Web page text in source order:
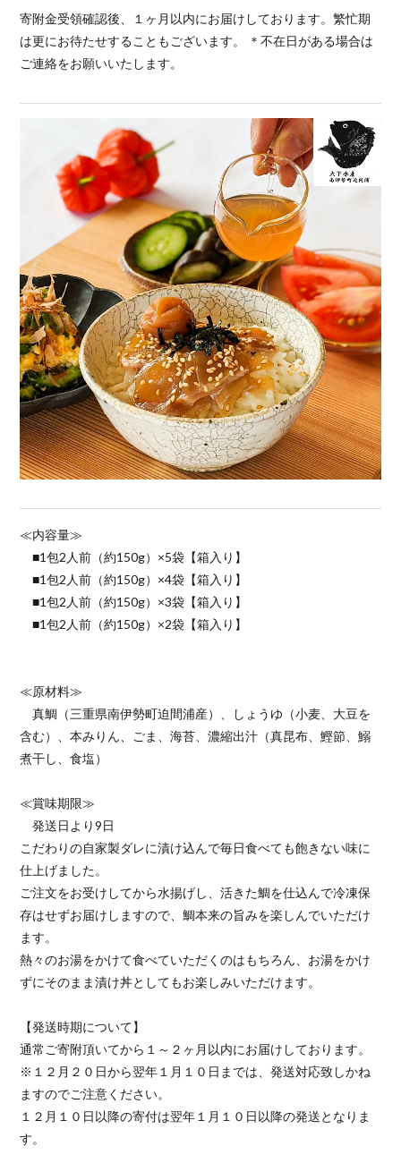
寄附金受領確認後、１ヶ月以内にお届けしております。繁忙期
は更にお待たせすることもございます。 ＊不在日がある場合は
ご連絡をお願いいたします。
≪内容量≫
■1包2人前（約150g）×5袋【箱入り】
■1包2人前（約150g）×4袋【箱入り】
■1包2人前（約150g）×3袋【箱入り】
■1包2人前（約150g）×2袋【箱入り】
≪原材料≫
真鯛（三重県南伊勢町迫間浦産）、しょうゆ（小麦、大豆を
含む）、本みりん、ごま、海苔、濃縮出汁（真昆布、鰹節、鰯
煮干し、食塩）
≪賞味期限≫
発送日より9日
こだわりの自家製ダレに漬け込んで毎日食べても飽きない味に
仕上げました。
ご注文をお受けしてから水揚げし、活きた鯛を仕込んで冷凍保
存はせずお届けしますので、鯛本来の旨みを楽しんでいただけ
ます。
熱々のお湯をかけて食べていただくのはもちろん、お湯をかけ
ずにそのまま漬け丼としてもお楽しみいただけます。
【発送時期について】
通常ご寄附頂いてから１～２ヶ月以内にお届けしております。
※１２月２０日から翌年１月１０日までは、発送対応致しかね
ますのでご注意ください。
１２月１０日以降の寄付は翌年１月１０日以降の発送となりま
す。